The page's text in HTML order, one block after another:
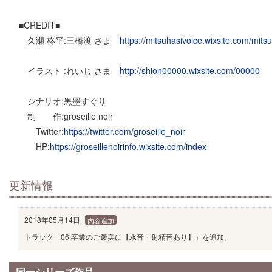
■CREDIT■
久瀬 柊平:三橋渡 さま https://mitsuhasivoice.wixsite.com/
イラスト :れいじ さま http://shion00000.wixsite.com/00000
シナリオ:黒墨すぐり
制 作:groseille noir
Twitter:https://twitter.com/groseille_noir
HP:https://groseillenoirinfo.wixsite.com/index
更新情報
2018年05月14日 内容追加
トラック「06.卒業のご褒美に【水音・射精音あり】」を追加。